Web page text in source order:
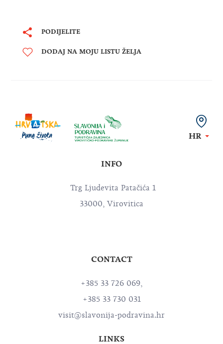
PODIJELITE
DODAJ NA MOJU LISTU ŽELJA
HR
INFO
Trg Ljudevita Patačića 1
33000, Virovitica
CONTACT
+385 33 726 069,
+385 33 730 031
visit@slavonija-podravina.hr
LINKS